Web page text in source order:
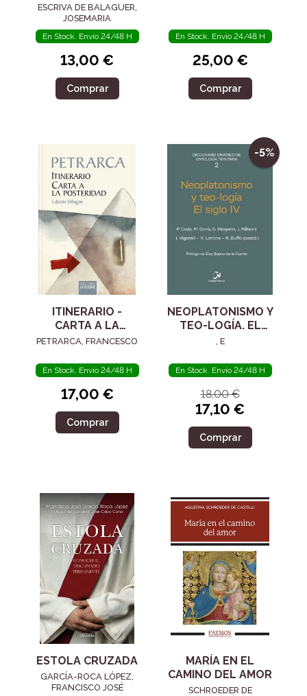
ESCRIVA DE BALAGUER,
JOSEMARIA
En Stock. Envío 24/48 H
13,00 €
Comprar
En Stock. Envío 24/48 H
25,00 €
Comprar
ITINERARIO -
CARTA A LA
POSTERIDAD
PETRARCA, FRANCESCO
En Stock. Envío 24/48 H
17,00 €
Comprar
-5%
NEOPLATONISMO Y
TEO-LOGÍA. EL
SIGLO IV
, E
En Stock. Envío 24/48 H
18,00 €
17,10 €
Comprar
ESTOLA CRUZADA
GARCÍA-ROCA LÓPEZ,
FRANCISCO JOSÉ
MARÍA EN EL
CAMINO DEL AMOR
SCHROEDER DE